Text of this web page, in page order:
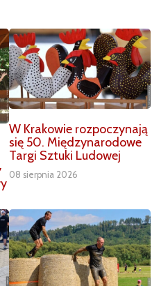
W Krakowie rozpoczynają
się 50. Międzynarodowe
Targi Sztuki Ludowej
08 sierpnia 2026